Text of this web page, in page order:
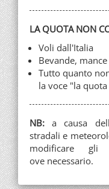
LA QUOTA NON
Voli dall'Italia
Bevande,
Tutto quanto
la voce "la
NB: a causa
stradali e
modificare gli
ove necessario.